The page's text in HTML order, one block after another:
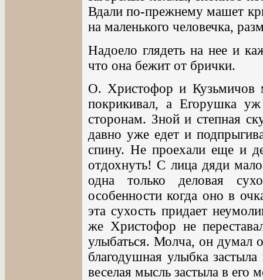
Вдали по-прежнему машет
на маленького человечка,
Надоело глядеть на нее и
что она бежит от брички.
О. Христофор и Кузьмичов
покрикивал, а Егорушка
сторонам. Зной и степная
давно уже едет и
спину. Не проехали еще и
отдохнуть! С лица дяди
одна только деловая
особенности когда оно в
эта сухость придает
же Христофор не
улыбаться. Молча, он думал
благодушная улыбка
веселая мысль застыла в его